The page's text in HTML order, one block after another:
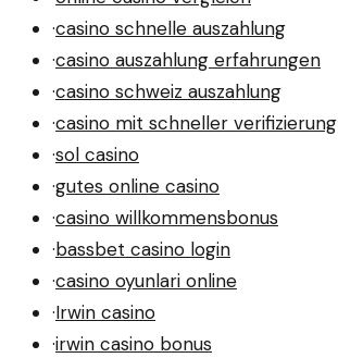
·casino schnelle auszahlung
·casino auszahlung erfahrungen
·casino schweiz auszahlung
·casino mit schneller verifizierung
·sol casino
·gutes online casino
·casino willkommensbonus
·bassbet casino login
·casino oyunlari online
·Irwin casino
·irwin casino bonus